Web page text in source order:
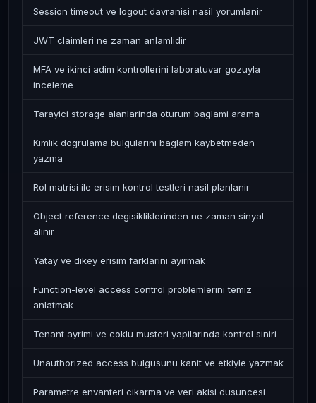
Session timeout ve logout davranisi nasil yorumlanir
JWT claimleri ne zaman anlamlidir
MFA ve ikinci adim kontrollerini laboratuvar gozuyla
inceleme
Tarayici storage alanlarinda oturum baglami arama
Kimlik dogrulama bulgularini baglam kaybetmeden
yazma
Rol matrisi ile erisim kontrol testleri nasil planlanir
Object reference degisikliklerinden ne zaman sinyal
alinir
Yatay ve dikey erisim farklarini ayirmak
Function-level access control problemlerini temiz
anlatmak
Tenant ayrimi ve coklu musteri yapilarinda kontrol siniri
Unauthorized access bulgusunu kanit ve etkiyle yazmak
Parametre envanteri cikarma ve veri akisi dusuncesi